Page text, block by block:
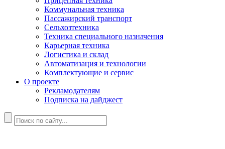
Коммунальная техника
Пассажирский транспорт
Сельхозтехника
Техника специального назначения
Карьерная техника
Логистика и склад
Автоматизация и технологии
Комплектующие и сервис
О проекте
Рекламодателям
Подписка на дайджест